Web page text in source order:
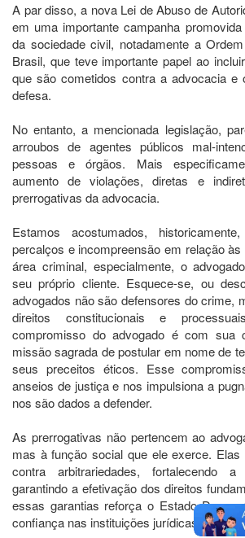
A par disso, a nova Lei de Abuso de
em uma importante campanha
da sociedade civil, notadamente a
Brasil, que teve importante papel ao
que são cometidos contra a advocacia e
defesa.
No entanto, a mencionada legislação,
arroubos de agentes públicos mal-
pessoas e órgãos. Mais
aumento de violações, diretas e
prerrogativas da advocacia.
Estamos acostumados,
percalços e incompreensão em relação
área criminal, especialmente, o
seu próprio cliente. Esquece-se, ou
advogados não são defensores do crime,
direitos constitucionais e
compromisso do advogado é com sua
missão sagrada de postular em nome de
seus preceitos éticos. Esse
anseios de justiça e nos impulsiona a
nos são dados a defender.
As prerrogativas não pertencem ao
mas à função social que ele exerce. Elas
contra arbitrariedades, fortalecendo
garantindo a efetivação dos direitos
essas garantias reforça o Estado
confiança nas instituições jurídicas.